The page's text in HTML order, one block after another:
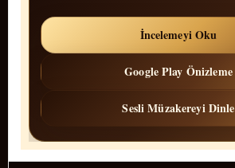
İncelemeyi Oku
Google Play Önizleme
Sesli Müzakereyi Dinle